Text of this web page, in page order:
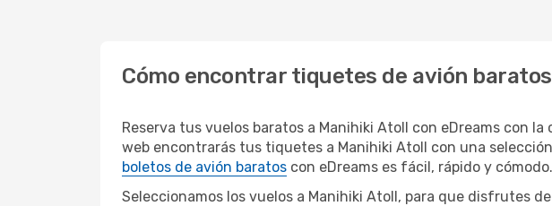
Cómo encontrar tiquetes de avión
Reserva tus vuelos baratos a Manihiki Atoll con eDreams con
web encontrarás tus tiquetes a Manihiki Atoll con una
boletos de avión baratos con eDreams es fácil, rápido y cómodo.
Seleccionamos los vuelos a Manihiki Atoll, para que disfrutes